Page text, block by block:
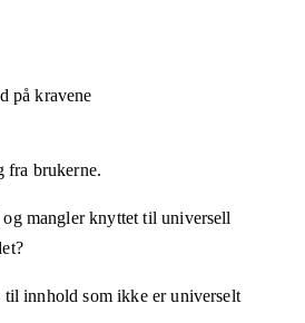
på kravene
fra brukerne.
mangler knyttet til universell
til innhold som ikke er universelt